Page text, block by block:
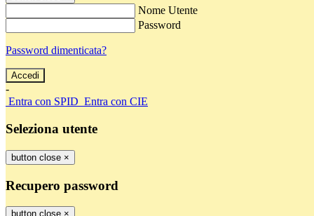
Nome Utente
Password
Password dimenticata?
-
Entra con SPID Entra con CIE
Seleziona utente
button close ×
Recupero password
button close ×